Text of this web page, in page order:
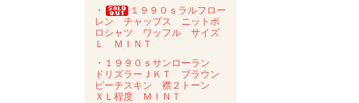
・
１９９０ｓラルフロー
レン チャップス ニットポ
ロシャツ ワッフル サイズ
Ｌ ＭＩＮＴ
・１９９０ｓサンローラン
ドリズラーＪＫＴ ブラウン
ピーチスキン 襟２トーン
ＸＬ程度 ＭＩＮＴ